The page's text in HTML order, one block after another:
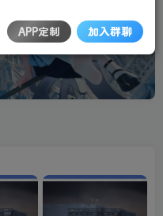
APP定制 加入群聊